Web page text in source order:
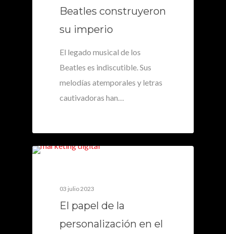
Beatles construyeron
su imperio
El legado musical de los
Beatles es indiscutible. Sus
melodías atemporales y letras
cautivadoras han…
03 julio 2023
El papel de la
personalización en el